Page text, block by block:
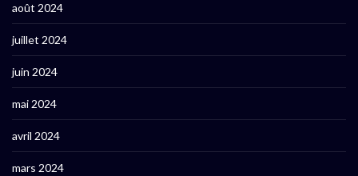
août 2024
juillet 2024
juin 2024
mai 2024
avril 2024
mars 2024